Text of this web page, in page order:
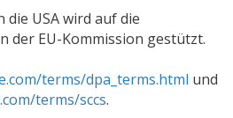
USA wird auf die
der EU-Kommission gestützt.
terms/dpa_terms.html und
terms/sccs.